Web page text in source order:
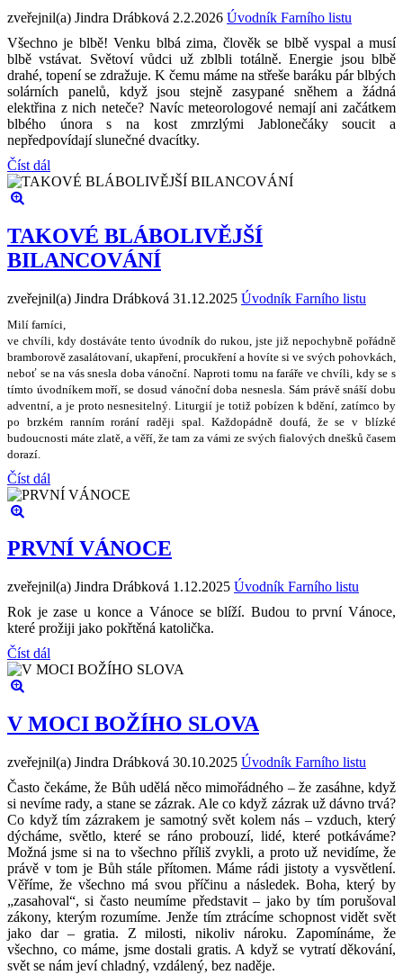
zveřejnil(a) Jindra Drábková 2.2.2026 Úvodník Farního listu
Všechno je blbě! Venku blbá zima, člověk se blbě vyspal a musí
blbě vstávat. Světoví vůdci už zblbli totálně. Energie jsou blbě
drahé, topení se zdražuje. K čemu máme na střeše baráku pár blbých
solárních panelů, když jsou stejně zasypané sněhem a žádná
elektřina z nich neteče? Navíc meteorologové nemají ani začátkem
blbého února s na kost zmrzlými Jablonečáky soucit a
nepředpovídají slunečné dvacítky.
Číst dál
TAKOVÉ BLÁBOLIVĚJŠÍ
BILANCOVÁNÍ
zveřejnil(a) Jindra Drábková 31.12.2025 Úvodník Farního listu
Milí farníci,
ve chvíli, kdy dostáváte tento úvodník do rukou, jste již nepochybně pořádně
bramborově zasalátovaní, ukapření, procukření a hovíte si ve svých pohovkách,
neboť se na vás snesla doba vánoční. Naproti tomu na faráře ve chvíli, kdy se s
tímto úvodníkem moří, se dosud vánoční doba nesnesla. Sám právěsnáší dobu
adventní, a je proto nesnesitelný . Liturgií je totiž pobízen k bdění, zatímco by
po brzkém ranním rorání raději spal. Každopádně doufá, že se v blízké
budoucnosti máte zlatě , a věří,že tam za vámi ze svých fialových dnešků časem
dorazí.
Číst dál
PRVNÍ VÁNOCE
zveřejnil(a) Jindra Drábková 1.12.2025 Úvodník Farního listu
Rok je zase u konce a Vánoce se blíží. Budou to první Vánoce,
které prožiji jako pokřtěná katolička.
Číst dál
V MOCI BOŽÍHO SLOVA
zveřejnil(a) Jindra Drábková 30.10.2025 Úvodník Farního listu
Často čekáme, že Bůh udělá něco mimořádného – že zasáhne, když
si nevíme rady, a stane se zázrak. Ale co když zázrak už dávno trvá?
Co když tím zázrakem je samotný svět kolem nás – vzduch, který
dýcháme, světlo, které se ráno probouzí, lidé, které potkáváme?
Možná jsme si na to všechno příliš zvykli, a proto už nevidíme, že
právě v tom je Bůh stále přítomen. Máme rádi jistoty a vysvětlení.
Věříme, že všechno má svou příčinu a následek. Boha, který by
„zasahoval“, si často neumíme představit – jako by tím porušoval
zákony, kterým rozumíme. Jenže tím ztrácíme schopnost vidět svět
jako dar – gratia. Z milosti, nikoliv nároku. Zapomínáme, že
všechno, co máme, jsme dostali gratis. A když se vytratí děkování,
svět se nám jeví chladný, vzdálený, bez naděje.